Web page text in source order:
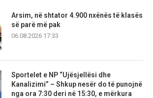
Arsim, në shtator 4.900 nxënës të klasës
së parë më pak
06.08.2026 17:33
Sportelet e NP “Ujësjellësi dhe
Kanalizimi” – Shkup nesër do të punojnë
nga ora 7:30 deri në 15:30, e mërkura